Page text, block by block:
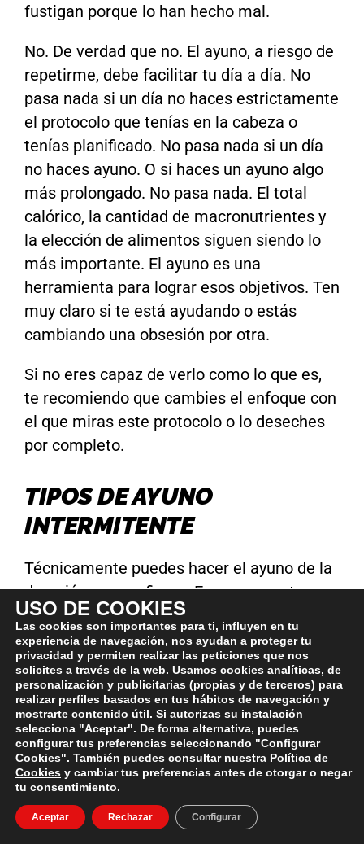
fustigan porque lo han hecho mal.
No. De verdad que no. El ayuno, a riesgo de
repetirme, debe facilitar tu día a día. No
pasa nada si un día no haces estrictamente
el protocolo que tenías en la cabeza o
tenías planificado. No pasa nada si un día
no haces ayuno. O si haces un ayuno algo
más prolongado. No pasa nada. El total
calórico, la cantidad de macronutrientes y
la elección de alimentos siguen siendo lo
más importante. El ayuno es una
herramienta para lograr esos objetivos. Ten
muy claro si te está ayudando o estás
cambiando una obsesión por otra.
Si no eres capaz de verlo como lo que es,
te recomiendo que cambies el enfoque con
el que miras este protocolo o lo deseches
por completo.
TIPOS DE AYUNO
INTERMITENTE
Técnicamente puedes hacer el ayuno de la
duración que prefieras. En ese aspecto
mandas tú. Dicho esto, a continuación te
voy a poner los protocolos de ayuno más
conocidos y con más seguimiento popular;
también te voy a poner, en mi opinión, el
grado de dificultad y adherencia que tienen
en líneas generales.
AYUNO DE MEDIO DÍA (12/12)
Este tipo de ayuno es fantástico para
USO DE COOKIES
Las cookies son importantes para ti, influyen en tu
experiencia de navegación, nos ayudan a proteger tu
privacidad y permiten realizar las peticiones que nos
solicites a través de la web. Usamos cookies analíticas, de
personalización y publicitarias (propias y de terceros) para
realizar perfiles basados en tus hábitos de navegación y
mostrarte contenido útil. Si autorizas su instalación
selecciona "Aceptar". De forma alternativa, puedes
configurar tus preferencias seleccionando "Configurar
Cookies". También puedes consultar nuestra Política de
Cookies y cambiar tus preferencias antes de otorgar o negar
tu consentimiento.
Aceptar Rechazar Configurar